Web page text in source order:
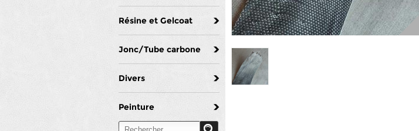
Résine et Gelcoat
Jonc/Tube carbone
Divers
Peinture